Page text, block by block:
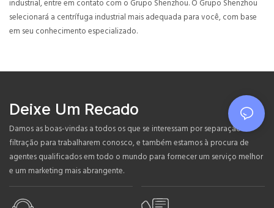
industrial, entre em contato com o Grupo Shenzhou. O Grupo Shenzhou
selecionará a centrífuga industrial mais adequada para você, com base
em seu conhecimento especializado.
Deixe Um Recado
Damos as boas-vindas a todos os que se interessam por separação e
filtração para trabalharem conosco, e também estamos à procura de
agentes qualificados em todo o mundo para fornecer um serviço melhor
e um marketing mais abrangente.